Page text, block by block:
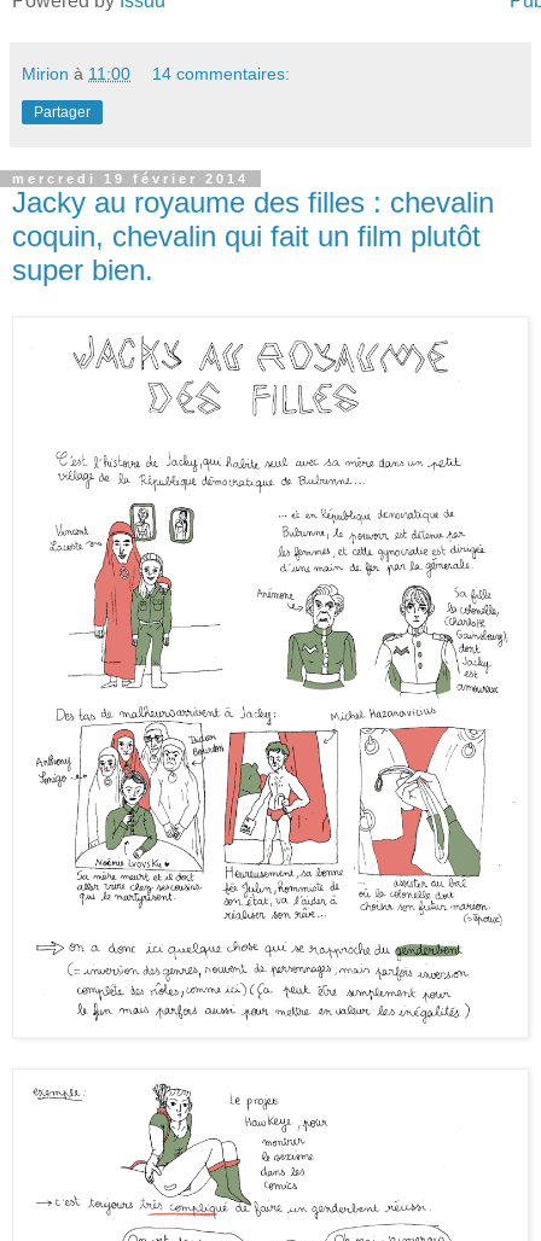
Mirion à 11:00 14 commentaires:
Partager
mercredi 19 février 2014
Jacky au royaume des filles : chevalin
coquin, chevalin qui fait un film plutôt
super bien.